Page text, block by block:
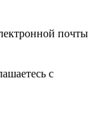
почты
с